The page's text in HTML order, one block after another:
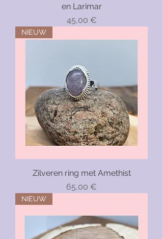
en Larimar
Precio
45,00 €
NIEUW
Zilveren ring met Amethist
Precio
65,00 €
NIEUW